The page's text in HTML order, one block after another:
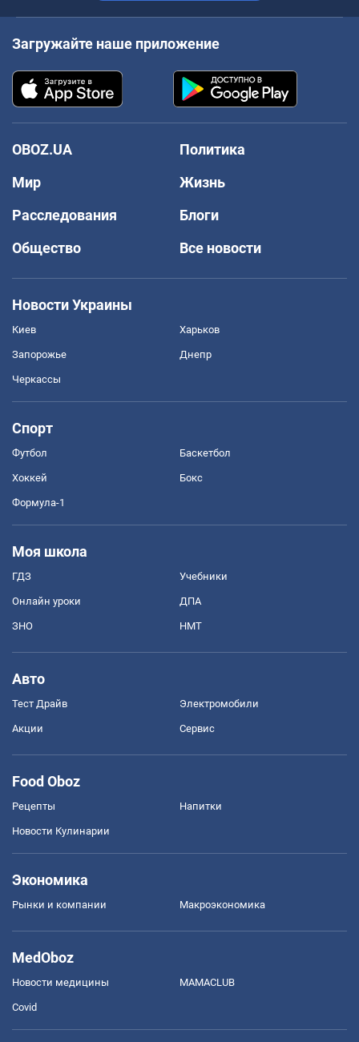
Загружайте наше приложение
OBOZ.UA
Политика
Мир
Жизнь
Расследования
Блоги
Общество
Все новости
Новости Украины
Киев Харьков
Запорожье Днепр
Черкассы
Спорт
Футбол Баскетбол
Хоккей Бокс
Формула-1
Моя школа
ГДЗ Учебники
Онлайн уроки ДПА
ЗНО НМТ
Авто
Тест Драйв Электромобили
Акции Сервис
Food Oboz
Рецепты Напитки
Новости Кулинарии
Экономика
Рынки и компании Mакроэкономика
MedOboz
Новости медицины MAMACLUB
Covid